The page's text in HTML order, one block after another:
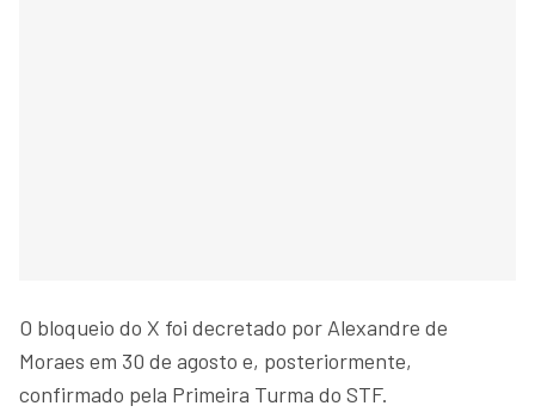
O bloqueio do X foi decretado por Alexandre de
Moraes em 30 de agosto e, posteriormente,
confirmado pela Primeira Turma do STF.